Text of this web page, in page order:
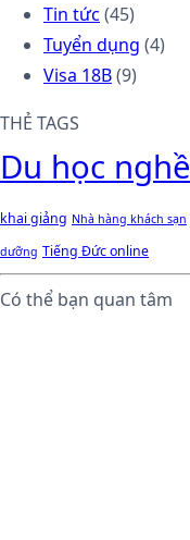
Tin tức (45)
Tuyển dụng (4)
Visa 18B(9)
THẺ TAGS
Du học nghề
khai giảng Nhà hàng khách sạn
dưỡng Tiếng Đức online
Có thể bạn quan tâm